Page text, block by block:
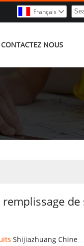
Français 
CONTACTEZ NOUS
de
Shijiazhuang Chine